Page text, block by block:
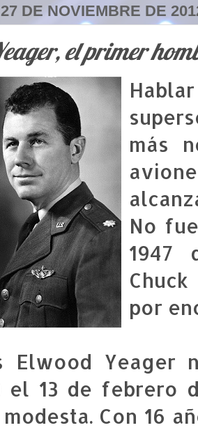
DE NOVIEMBRE DE
el primer
más
No
1947
por
Elwood Yeager
el 13 de febrero
Con 16